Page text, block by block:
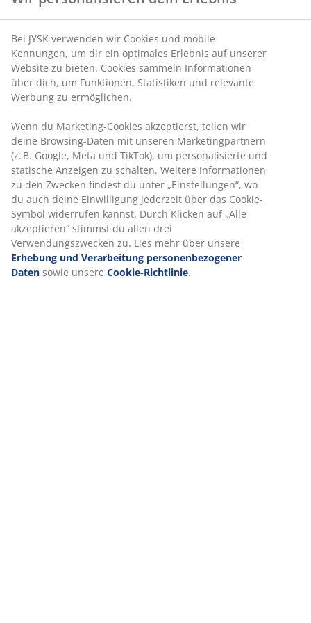
Bei JYSK verwenden wir Cookies und mobile
Kennungen, um dir ein optimales Erlebnis auf unserer
Website zu bieten. Cookies sammeln Informationen
über dich, um Funktionen, Statistiken und relevante
Werbung zu ermöglichen.
Wenn du Marketing-Cookies akzeptierst, teilen wir
deine Browsing-Daten mit unseren Marketingpartnern
(z. B. Google, Meta und TikTok), um personalisierte und
statische Anzeigen zu schalten. Weitere Informationen
zu den Zwecken findest du unter „Einstellungen“, wo
du auch deine Einwilligung jederzeit über das Cookie-
Symbol widerrufen kannst. Durch Klicken auf „Alle
akzeptieren“ stimmst du allen drei
Verwendungszwecken zu. Lies mehr über unsere
Erhebung und Verarbeitung personenbezogener
Daten sowie unsere Cookie-Richtlinie.